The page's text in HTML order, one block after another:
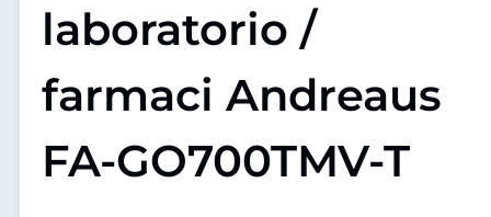
laboratorio /
farmaci Andreaus
FA-GO700TMV-T